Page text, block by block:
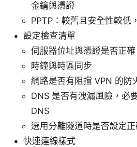
金鑰與憑證
PPTP：較舊且安全性較低
設定檢查清單
伺服器位址與憑證是否正確
時鐘與時區同步
網路是否有阻擋 VPN 的防
DNS 是否有洩漏風險，必
DNS
選用分離隧道時是否設定
快速連線樣式